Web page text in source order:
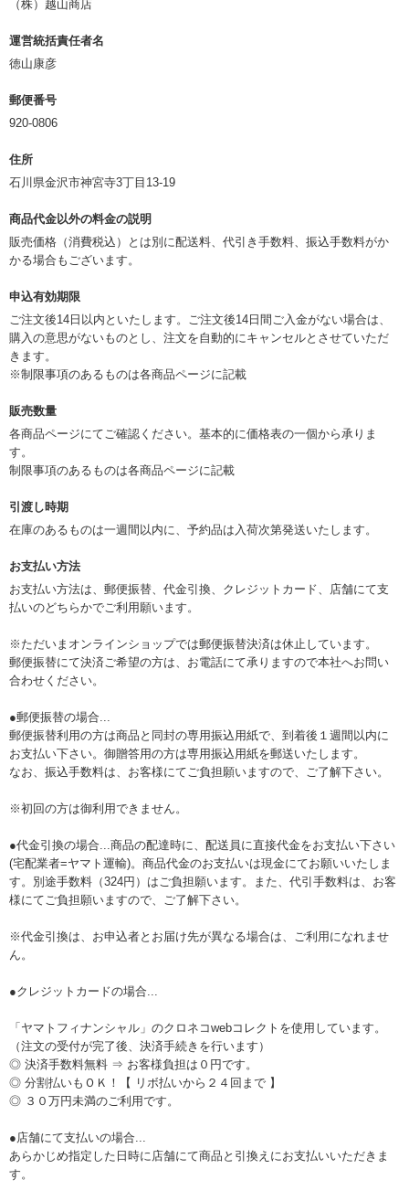
（株）越山商店
運営統括責任者名
徳山康彦
郵便番号
920-0806
住所
石川県金沢市神宮寺3丁目13-19
商品代金以外の料金の説明
販売価格（消費税込）とは別に配送料、代引き手数料、振込手数料がか
かる場合もございます。
申込有効期限
ご注文後14日以内といたします。ご注文後14日間ご入金がない場合は、
購入の意思がないものとし、注文を自動的にキャンセルとさせていただ
きます。
※制限事項のあるものは各商品ページに記載
販売数量
各商品ページにてご確認ください。基本的に価格表の一個から承りま
す。
制限事項のあるものは各商品ページに記載
引渡し時期
在庫のあるものは一週間以内に、予約品は入荷次第発送いたします。
お支払い方法
お支払い方法は、郵便振替、代金引換、クレジットカード、店舗にて支
払いのどちらかでご利用願います。
※ただいまオンラインショップでは郵便振替決済は休止しています。
郵便振替にて決済ご希望の方は、お電話にて承りますので本社へお問い
合わせください。
●郵便振替の場合...
郵便振替利用の方は商品と同封の専用振込用紙で、到着後１週間以内に
お支払い下さい。御贈答用の方は専用振込用紙を郵送いたします。
なお、振込手数料は、お客様にてご負担願いますので、ご了解下さい。
※初回の方は御利用できません。
●代金引換の場合...商品の配達時に、配送員に直接代金をお支払い下さい
(宅配業者=ヤマト運輸)。商品代金のお支払いは現金にてお願いいたしま
す。別途手数料（324円）はご負担願います。また、代引手数料は、お客
様にてご負担願いますので、ご了解下さい。
※代金引換は、お申込者とお届け先が異なる場合は、ご利用になれませ
ん。
●クレジットカードの場合...
「ヤマトフィナンシャル」のクロネコwebコレクトを使用しています。
（注文の受付が完了後、決済手続きを行います）
◎ 決済手数料無料 ⇒ お客様負担は０円です。
◎ 分割払いもＯＫ！【 リボ払いから２４回まで 】
◎ ３０万円未満のご利用です。
●店舗にて支払いの場合...
あらかじめ指定した日時に店舗にて商品と引換えにお支払いいただきま
す。